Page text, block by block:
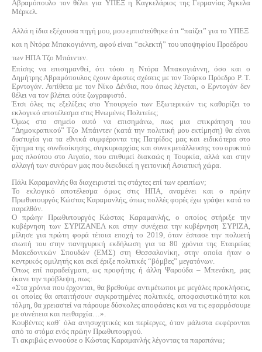
Αβραμόπουλο τον θέλει για ΥΠΕΞ η Καγκελάριος της Γερμανίας Άγκελα
Μέρκελ.
Αλλά η ίδια εξέχουσα πηγή μου, μου εμπιστεύθηκε ότι “παίζει” για το ΥΠΕΞ
και η Ντόρα Μπακογιάννη, αφού είναι “εκλεκτή” του υποψηφίου Προέδρου
των ΗΠΑ Τζο Μπάιντεν.
Επίσης να επισημανθεί, ότι τόσο η Ντόρα Μπακογιάννη, όσο και ο
Δημήτρης Αβραμόπουλος έχουν άριστες σχέσεις με τον Τούρκο Πρόεδρο Ρ. Τ.
Ερντογάν. Αντίθετα με τον Νίκο Δένδια, που όπως λέγεται, ο Ερντογάν δεν
θέλει να τον βλέπει ούτε ζωγραφιστό.
Έτσι όλες τις εξελίξεις στο Υπουργείο των Εξωτερικών τις καθορίζει το
εκλογικό αποτέλεσμα στις Ηνωμένες Πολιτείες;
Όμως στο σημείο αυτό να επισημάνω, πως μια επικράτηση του
“Δημοκρατικού” Τζο Μπάιντεν (κατά την πολιτική μου εκτίμηση) θα είναι
δυστυχία για τα εθνικά συμφέροντα της Πατρίδος μας και ειδικότερα στο
ζήτημα της συνδιοίκησης, συγκυριαρχίας και συνεκμετάλλευσης του ορυκτού
μας πλούτου στο Αιγαίο, που επιθυμεί διακαώς η Τουρκία, αλλά και στην
αλλαγή των συνόρων μας που διεκδικεί η γειτονική Ασιατική χώρα.
Πάλι Καραμανλής θα διαχειριστεί τις στάχτες επί των ερειπίων;
Το εκλογικό αποτέλεσμα όμως στις ΗΠΑ, αναμένει και ο πρώην
Πρωθυπουργός Κώστας Καραμανλής, όπως πολλές φορές έχω γράψει κατά το
παρελθόν.
Ο πρώην Πρωθυπουργός Κώστας Καραμανλής, ο οποίος στήριξε την
κυβέρνηση των ΣΥΡΙΖΑΝΕΛ και στην συνέχεια την κυβέρνηση ΣΥΡΙΖΑ,
μίλησε για πρώτη φορά τέτοια εποχή το 2019, όταν έσπασε την πολυετή
σιωπή του στην πανηγυρική εκδήλωση για τα 80 χρόνια της Εταιρείας
Μακεδονικών Σπουδών (ΕΜΣ) στη Θεσσαλονίκη, στην οποία ήταν ο
κεντρικός ομιλητής και εκεί έριξε πολιτικές “βόμβες” μεγατόνων.
Όπως επί παραδείγματι, ως προφήτης ή άλλη Ψαρούδα – Μπενάκη, μας
έκανε την πρόβλεψη, πως:
«Στα χρόνια που έρχονται, θα βρεθούμε αντιμέτωποι με μεγάλες προκλήσεις,
οι οποίες θα απαιτήσουν συγκροτημένες πολιτικές, αποφασιστικότητα και
τόλμη, θα χρειαστεί να πάρουμε δύσκολες αποφάσεις και να τις εφαρμόσουμε
με συνέπεια και πειθαρχία…».
Κουβέντες καθ΄ όλα ανησυχητικές και περίεργες, όταν μάλιστα εκφέρονται
από το στόμα ενός πρώην Πρωθυπουργού.
Τι ακριβώς εννοούσε ο Κώστας Καραμανλής λέγοντας τα παραπάνω;